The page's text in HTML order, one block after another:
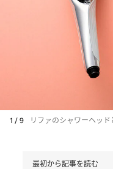
1 / 9 リファのシャワーヘッド
最初から記事を読む